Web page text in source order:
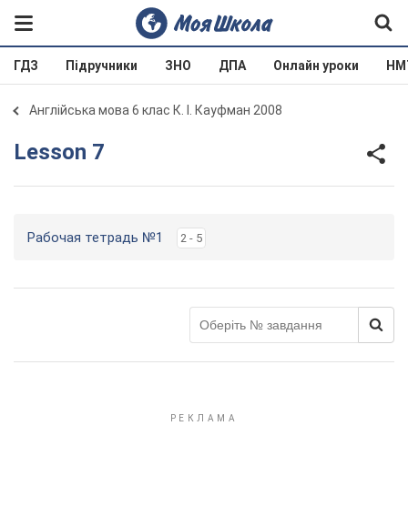
ГДЗ Підручники ЗНО ДПА Онлайн уроки
Англійська мова 6 клас К. І. Кауфман 2008
Lesson 7
Рабочая тетрадь №1 2 - 5